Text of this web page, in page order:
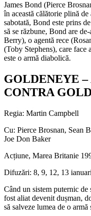
James Bond (Pierce
în această călătorie plină
sabotată, Bond este prins
să se răzbune, Bond are
Berry), o agentă rece
(Toby Stephens), care face
este o armă diabolică.
GOLDENEYE
CONTRA
Regia: Martin Campbell
Cu: Pierce Brosnan, Sean
Joe Don Baker
Acțiune, Marea Britanie
Difuzări: 8, 9, 12, 13
Când un sistem puternic
fost aliat devenit dușman,
să salveze lumea de o